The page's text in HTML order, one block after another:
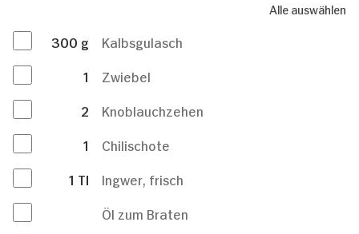
Alle auswählen
300 g
Kalbsgulasch
1
Zwiebel
2
Knoblauchzehen
1
Chilischote
1 Tl
Ingwer, frisch
Öl zum Braten